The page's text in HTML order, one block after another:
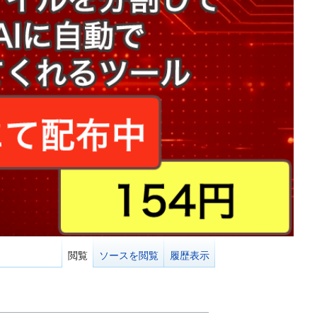
閲覧 ソースを閲覧 履歴表示